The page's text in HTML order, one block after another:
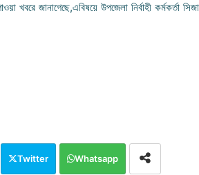
খবরে জানাগেছে,এবিষয়ে উপজেলা নির্বাহী কর্মকর্তা
Twitter Whatsapp